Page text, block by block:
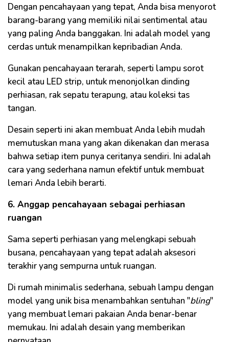
Dengan pencahayaan yang tepat, Anda bisa menyorot
barang-barang yang memiliki nilai sentimental atau
yang paling Anda banggakan. Ini adalah model yang
cerdas untuk menampilkan kepribadian Anda.
Gunakan pencahayaan terarah, seperti lampu sorot
kecil atau LED strip, untuk menonjolkan dinding
perhiasan, rak sepatu terapung, atau koleksi tas
tangan.
Desain seperti ini akan membuat Anda lebih mudah
memutuskan mana yang akan dikenakan dan merasa
bahwa setiap item punya ceritanya sendiri. Ini adalah
cara yang sederhana namun efektif untuk membuat
lemari Anda lebih berarti.
6. Anggap pencahayaan sebagai perhiasan
ruangan
Sama seperti perhiasan yang melengkapi sebuah
busana, pencahayaan yang tepat adalah aksesori
terakhir yang sempurna untuk ruangan.
Di rumah minimalis sederhana, sebuah lampu dengan
model yang unik bisa menambahkan sentuhan "bling"
yang membuat lemari pakaian Anda benar-benar
memukau. Ini adalah desain yang memberikan